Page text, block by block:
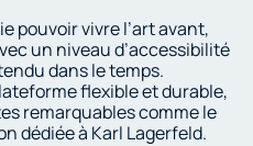
pouvoir vivre l’art avant,
un niveau d’accessibilité
dans le temps.
flexible et durable,
remarquables comme le
dédiée à Karl Lagerfeld.